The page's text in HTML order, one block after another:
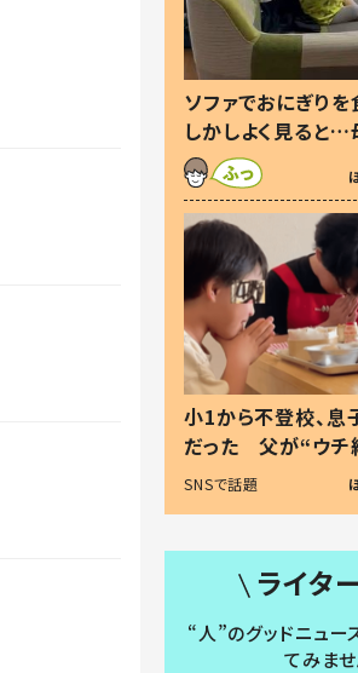
ソファでおにぎり
しかしよく見ると…
察した母の投稿に「
す！」「現行犯〜」
小1から不登校、息
だった 父が“ウチ
る理由とは #令和
SNSで話題
ライタ
“人”のグッドニュー
てみませ